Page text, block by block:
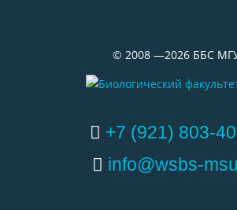
© 2008 —2026 ББС
+7 (921) 803-
info@wsbs-